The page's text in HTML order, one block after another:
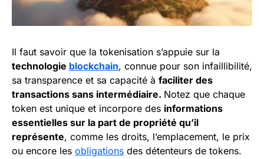
Il faut savoir que la tokenisation s’appuie sur la
technologie blockchain, connue pour son infaillibilité,
sa transparence et sa capacité à faciliter des
transactions sans intermédiaire. Notez que chaque
token est unique et incorpore des informations
essentielles sur la part de propriété qu’il
représente, comme les droits, l’emplacement, le prix
ou encore les obligations des détenteurs de tokens.